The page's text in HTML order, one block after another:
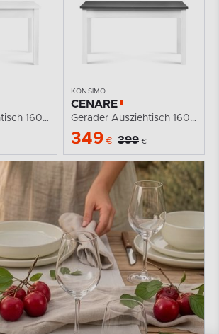
Gerader Ausziehtisch 160 x 80 cm weiß
KONSIMO
CENARE
Gerader Ausziehtisch 160 x 80 cm weiß / grau
349 € 399 €